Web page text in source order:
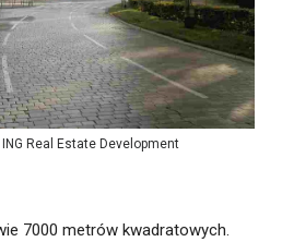
Real Estate Development
7000 metrów kwadratowych.